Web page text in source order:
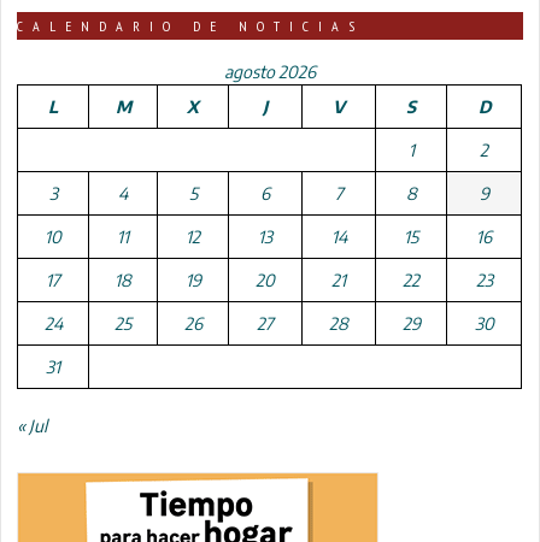
CALENDARIO DE NOTICIAS
agosto 2026
L
M X J V S D
1 2
3 4 5 6 7 8 9
10 11 12 13 14 15 16
17 18 19 20 21 22 23
24 25 26 27 28 29 30
31
« Jul